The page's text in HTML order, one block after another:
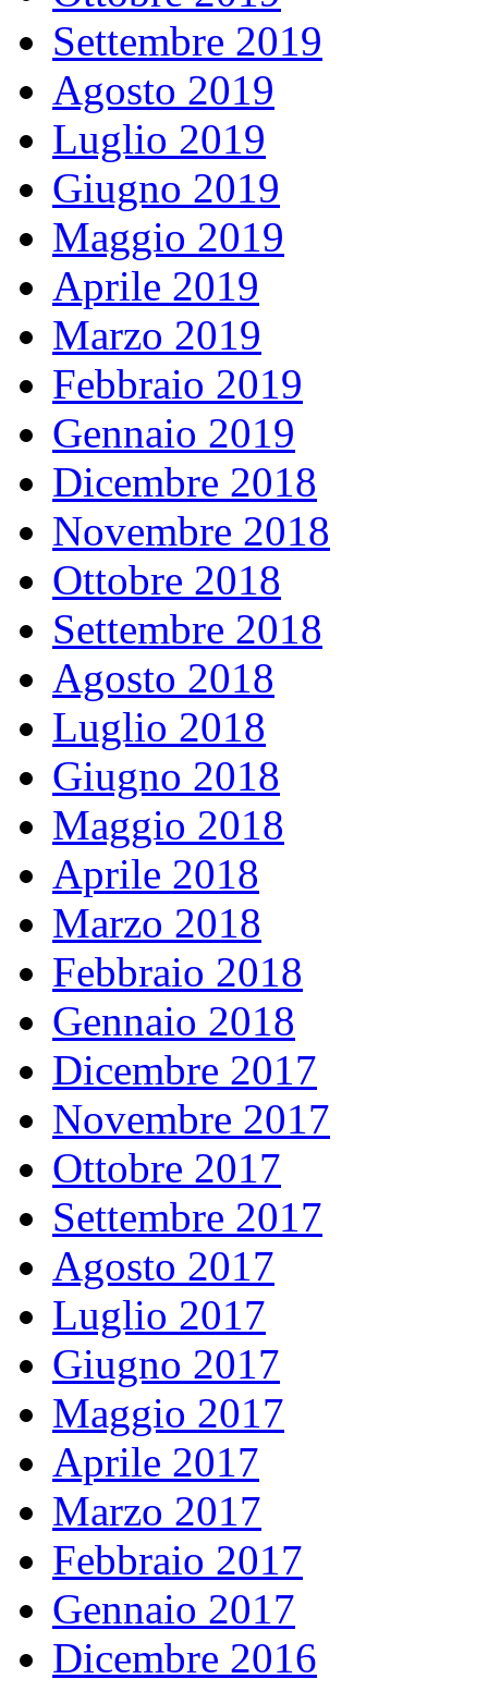
Settembre 2019
Agosto 2019
Luglio 2019
Giugno 2019
Maggio 2019
Aprile 2019
Marzo 2019
Febbraio 2019
Gennaio 2019
Dicembre 2018
Novembre 2018
Ottobre 2018
Settembre 2018
Agosto 2018
Luglio 2018
Giugno 2018
Maggio 2018
Aprile 2018
Marzo 2018
Febbraio 2018
Gennaio 2018
Dicembre 2017
Novembre 2017
Ottobre 2017
Settembre 2017
Agosto 2017
Luglio 2017
Giugno 2017
Maggio 2017
Aprile 2017
Marzo 2017
Febbraio 2017
Gennaio 2017
Dicembre 2016